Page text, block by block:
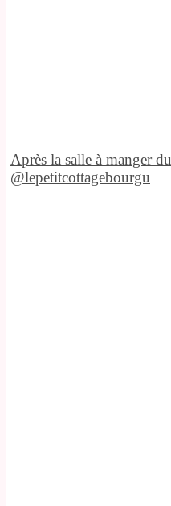
Après la salle à manger du
@lepetitcottagebourgu